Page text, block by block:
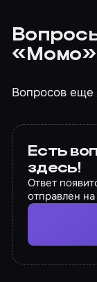
«Момо»
Вопросов еще
Есть
здесь!
Ответ
отправлен